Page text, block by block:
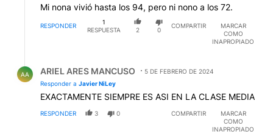
Mi nona vivió hasta los 94, pero ni nono a los 72.
RESPONDER
1
RESPUESTA
2 0
COMPARTIR
MARCAR
COMO
INAPROPIADO
AA ARIEL ARES MANCUSO
5 DE FEBRERO DE 2024
Responder a Javier NiLey
EXACTAMENTE SIEMPRE ES ASI EN LA CLASE MEDIA
RESPONDER 3 0 COMPARTIR
MARCAR
COMO
INAPROPIADO